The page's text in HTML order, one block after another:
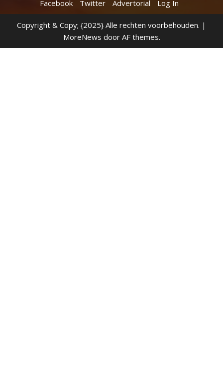
Facebook Twitter Advertorial Log In
Copyright & Copy; {2025} Alle rechten voorbehouden. |
MoreNews door AF themes.